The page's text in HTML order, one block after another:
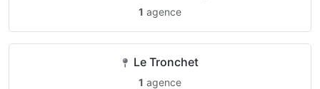
1 agence
Le Tronchet
1 agence